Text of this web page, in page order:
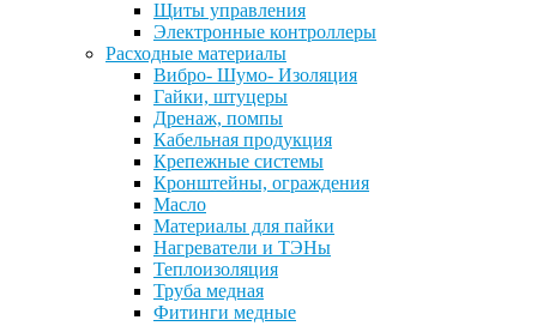
Щиты управления
Электронные контроллеры
Расходные материалы
Вибро- Шумо- Изоляция
Гайки, штуцеры
Дренаж, помпы
Кабельная продукция
Крепежные системы
Кронштейны, ограждения
Масло
Материалы для пайки
Нагреватели и ТЭНы
Теплоизоляция
Труба медная
Фитинги медные